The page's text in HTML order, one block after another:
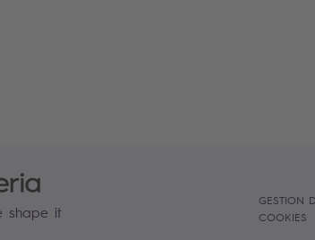
shape it
GESTION
COOKIES